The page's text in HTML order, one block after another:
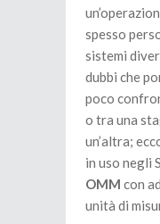
spesso
sistemi
dubbi che
poco
o tra una
un’altra;
in uso negli
OMM con
unità di